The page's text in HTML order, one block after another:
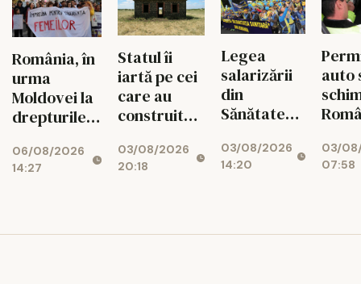
vârf
România, în
urma
Moldovei la
drepturile și
femeilor
06/08/2026
14:27
Statul îi
iartă pe cei
care au
construit
Românii vor
putea „albi”
autorizație
03/08/2026
20:18
Legea
salarizării
din
Sănătate
un nou
conflict.
proteste
03/08/2026
14:20
auto
noi îi
intra
03/
07:58